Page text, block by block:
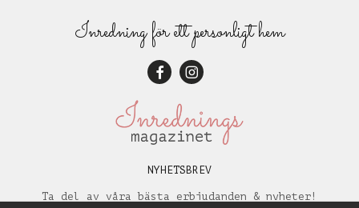
Inredning för ett personligt hem
NYHETSBREV
Ta del av våra bästa erbjudanden & nyheter!